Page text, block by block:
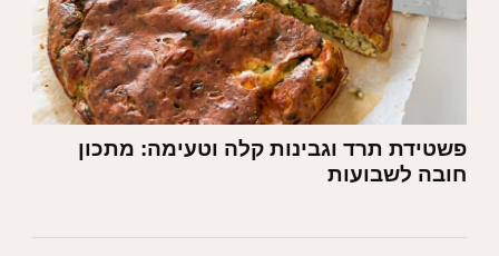
פשטידת תרד וגבינות קלה וטעימה: מתכון
חובה לשבועות